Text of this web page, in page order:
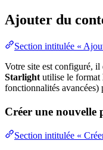
Ajouter du
Section intitulée «
Votre site est configuré, il
Starlight utilise le format
fonctionnalités avancées)
Créer une nouvelle
Section intitulée «